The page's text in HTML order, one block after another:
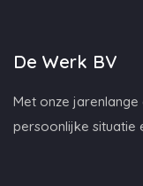
De Werk BV
Met onze
persoonlijke situatie